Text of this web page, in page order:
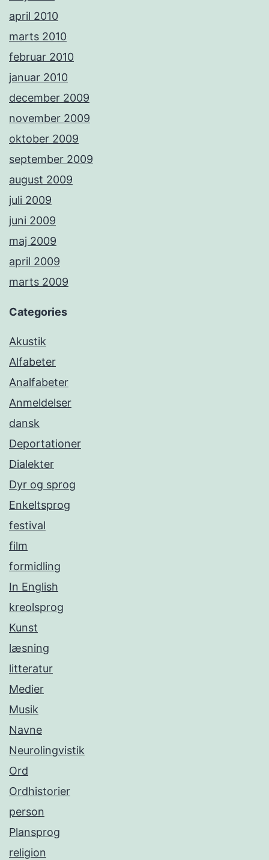
april 2010
marts 2010
februar 2010
januar 2010
december 2009
november 2009
oktober 2009
september 2009
august 2009
juli 2009
juni 2009
maj 2009
april 2009
marts 2009
Categories
Akustik
Alfabeter
Analfabeter
Anmeldelser
dansk
Deportationer
Dialekter
Dyr og sprog
Enkeltsprog
festival
film
formidling
In English
kreolsprog
Kunst
læsning
litteratur
Medier
Musik
Navne
Neurolingvistik
Ord
Ordhistorier
person
Plansprog
religion